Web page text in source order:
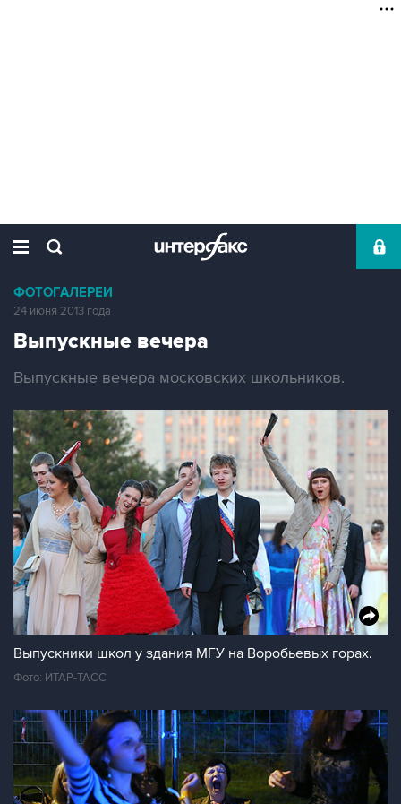
ФОТОГАЛЕРЕИ
24 июня 2013 года
Выпускные вечера
Выпускные вечера московских школьников.
Выпускники школ у здания МГУ на Воробьевых горах.
Фото: ИТАР-ТАСС